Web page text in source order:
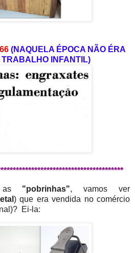
(NAQUELA ÉPOCA NÃO ÉRA
TRABALHO INFANTIL)
as "pobrinhas", vamos ver
) que era vendida no comércio
Ei-la: